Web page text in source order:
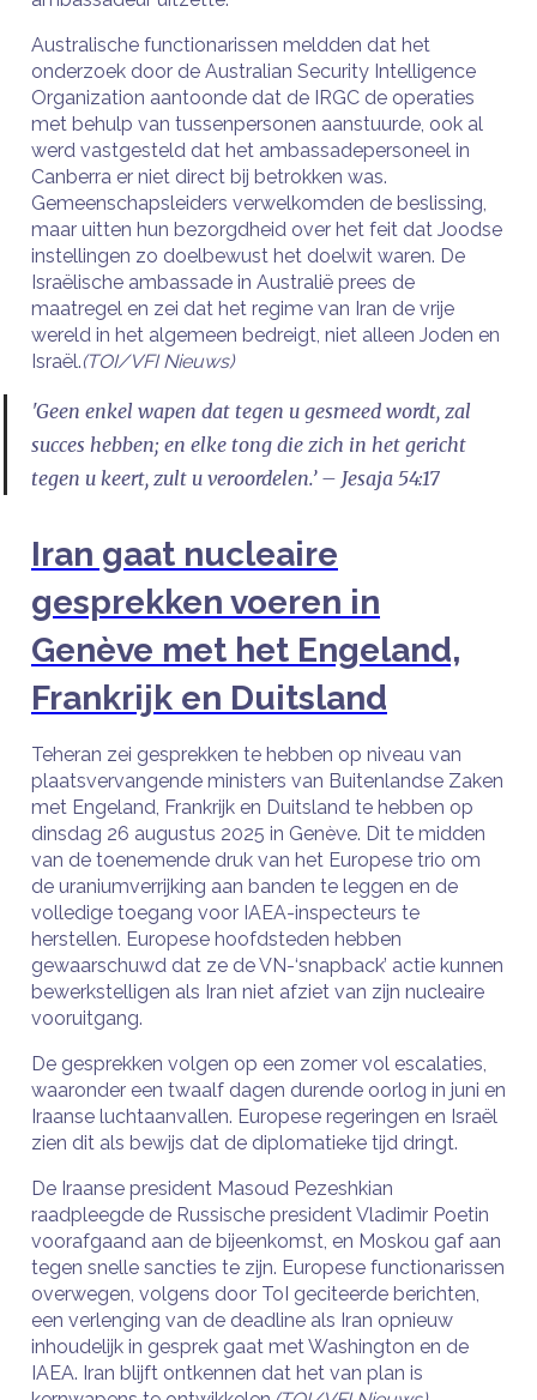
Australische functionarissen meldden dat het
onderzoek door de Australian Security Intelligence
Organization aantoonde dat de IRGC de operaties
met behulp van tussenpersonen aanstuurde, ook al
werd vastgesteld dat het ambassadepersoneel in
Canberra er niet direct bij betrokken was.
Gemeenschapsleiders verwelkomden de beslissing,
maar uitten hun bezorgdheid over het feit dat Joodse
instellingen zo doelbewust het doelwit waren. De
Israëlische ambassade in Australië prees de
maatregel en zei dat het regime van Iran de vrije
wereld in het algemeen bedreigt, niet alleen Joden en
Israël.(TOI/VFI Nieuws)
'Geen enkel wapen dat tegen u gesmeed wordt, zal
succes hebben; en elke tong die zich in het gericht
tegen u keert, zult u veroordelen.’ – Jesaja 54:17
Iran gaat nucleaire
gesprekken voeren in
Genève met het Engeland,
Frankrijk en Duitsland
Teheran zei gesprekken te hebben op niveau van
plaatsvervangende ministers van Buitenlandse Zaken
met Engeland, Frankrijk en Duitsland te hebben op
dinsdag 26 augustus 2025 in Genève. Dit te midden
van de toenemende druk van het Europese trio om
de uraniumverrijking aan banden te leggen en de
volledige toegang voor IAEA-inspecteurs te
herstellen. Europese hoofdsteden hebben
gewaarschuwd dat ze de VN-‘snapback’ actie kunnen
bewerkstelligen als Iran niet afziet van zijn nucleaire
vooruitgang.
De gesprekken volgen op een zomer vol escalaties,
waaronder een twaalf dagen durende oorlog in juni en
Iraanse luchtaanvallen. Europese regeringen en Israël
zien dit als bewijs dat de diplomatieke tijd dringt.
De Iraanse president Masoud Pezeshkian
raadpleegde de Russische president Vladimir Poetin
voorafgaand aan de bijeenkomst, en Moskou gaf aan
tegen snelle sancties te zijn. Europese functionarissen
overwegen, volgens door ToI geciteerde berichten,
een verlenging van de deadline als Iran opnieuw
inhoudelijk in gesprek gaat met Washington en de
IAEA. Iran blijft ontkennen dat het van plan is